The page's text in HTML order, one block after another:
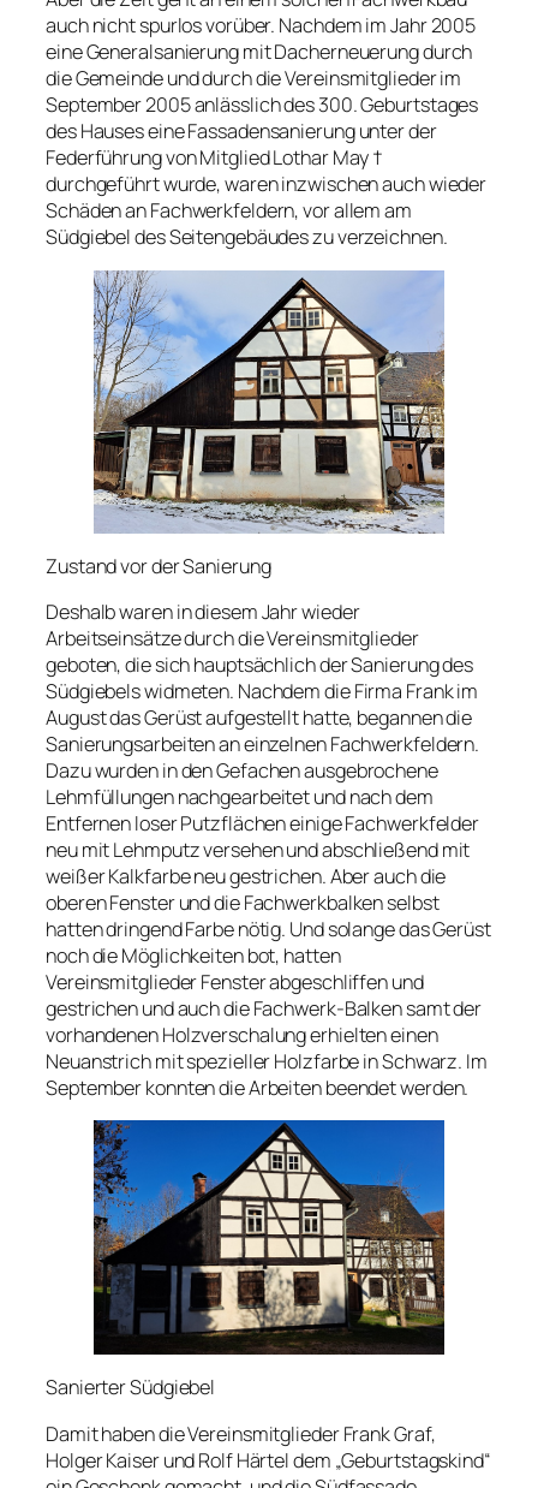
auch nicht spurlos vorüber. Nachdem im Jahr 2005
eine Generalsanierung mit Dacherneuerung durch
die Gemeinde und durch die Vereinsmitglieder im
September 2005 anlässlich des 300. Geburtstages
des Hauses eine Fassadensanierung unter der
Federführung von Mitglied Lothar May †
durchgeführt wurde, waren inzwischen auch wieder
Schäden an Fachwerkfeldern, vor allem am
Südgiebel des Seitengebäudes zu verzeichnen.
Zustand vor der Sanierung
Deshalb waren in diesem Jahr wieder
Arbeitseinsätze durch die Vereinsmitglieder
geboten, die sich hauptsächlich der Sanierung des
Südgiebels widmeten. Nachdem die Firma Frank im
August das Gerüst aufgestellt hatte, begannen die
Sanierungsarbeiten an einzelnen Fachwerkfeldern.
Dazu wurden in den Gefachen ausgebrochene
Lehmfüllungen nachgearbeitet und nach dem
Entfernen loser Putzflächen einige Fachwerkfelder
neu mit Lehmputz versehen und abschließend mit
weißer Kalkfarbe neu gestrichen. Aber auch die
oberen Fenster und die Fachwerkbalken selbst
hatten dringend Farbe nötig. Und solange das Gerüst
noch die Möglichkeiten bot, hatten
Vereinsmitglieder Fenster abgeschliffen und
gestrichen und auch die Fachwerk-Balken samt der
vorhandenen Holzverschalung erhielten einen
Neuanstrich mit spezieller Holzfarbe in Schwarz. Im
September konnten die Arbeiten beendet werden.
Sanierter Südgiebel
Damit haben die Vereinsmitglieder Frank Graf,
Holger Kaiser und Rolf Härtel dem „Geburtstagskind“